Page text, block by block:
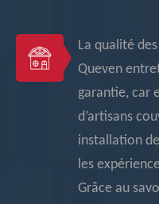
La qualité
Queven
garantie, car
d’artisans
installation
les
Grâce au